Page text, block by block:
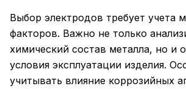
Выбор электродов требует учета
факторов. Важно не только
химический состав металла, но и
условия эксплуатации изделия.
учитывать влияние коррозийных